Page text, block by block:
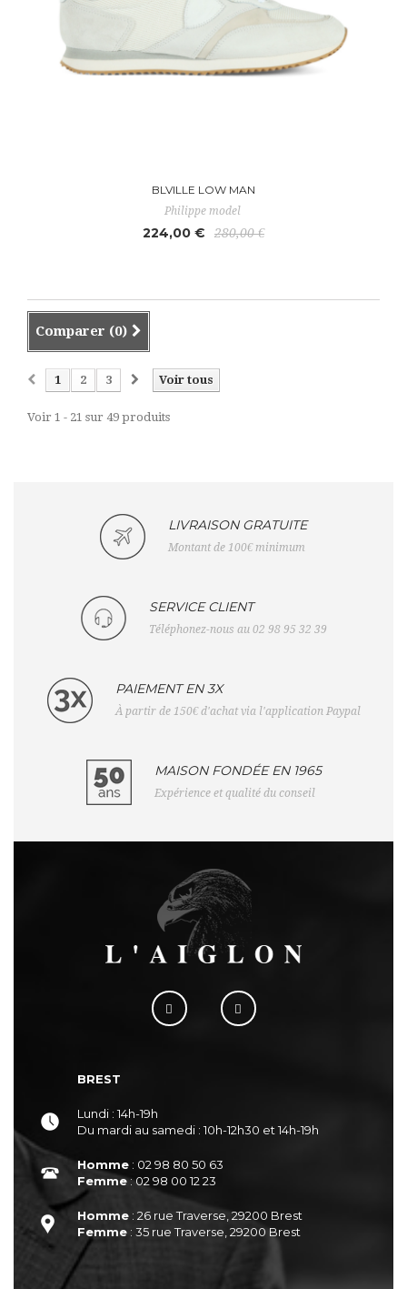
BLVILLE LOW MAN
Philippe model
224,00 € 280,00 €
Comparer (0)
Voir tous
1 2 3
Voir 1 - 21 sur 49 produits
LIVRAISON GRATUITE
Montant de 100€ minimum
SERVICE CLIENT
Téléphonez-nous au 02 98 95 32 39
PAIEMENT EN 3X
À partir de 150€ d'achat via l'application Paypal
MAISON FONDÉE EN 1965
Expérience et qualité du conseil
BREST
Lundi : 14h-19h
Du mardi au samedi : 10h-12h30 et 14h-19h
Homme : 02 98 80 50 63
Femme: 02 98 00 12 23
Homme : 26 rue Traverse, 29200 Brest
Femme : 35 rue Traverse, 29200 Brest